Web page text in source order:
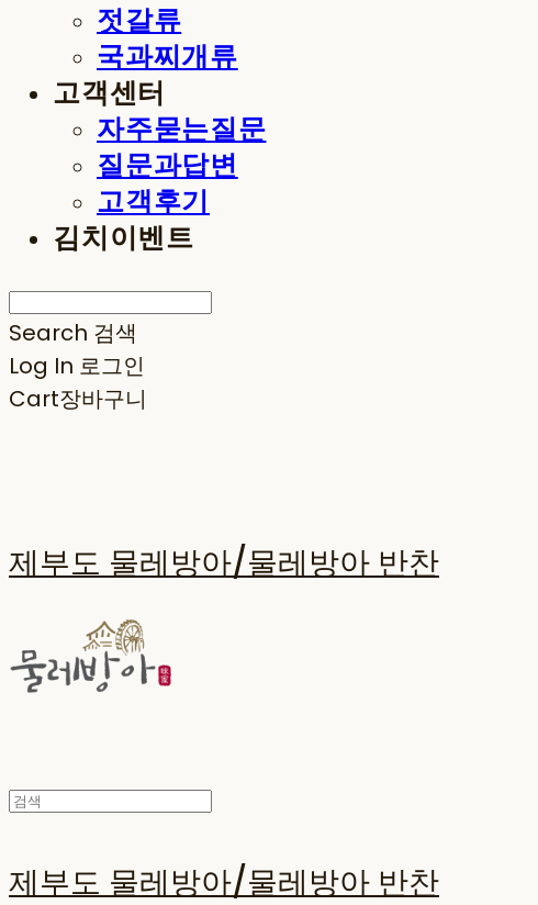
젓갈류
국과찌개류
고객센터
자주묻는질문
질문과답변
고객후기
김치이벤트
Search 검색
Log In 로그인
Cart장바구니
제부도 물레방아/물레방아 반찬
제부도 물레방아/물레방아 반찬